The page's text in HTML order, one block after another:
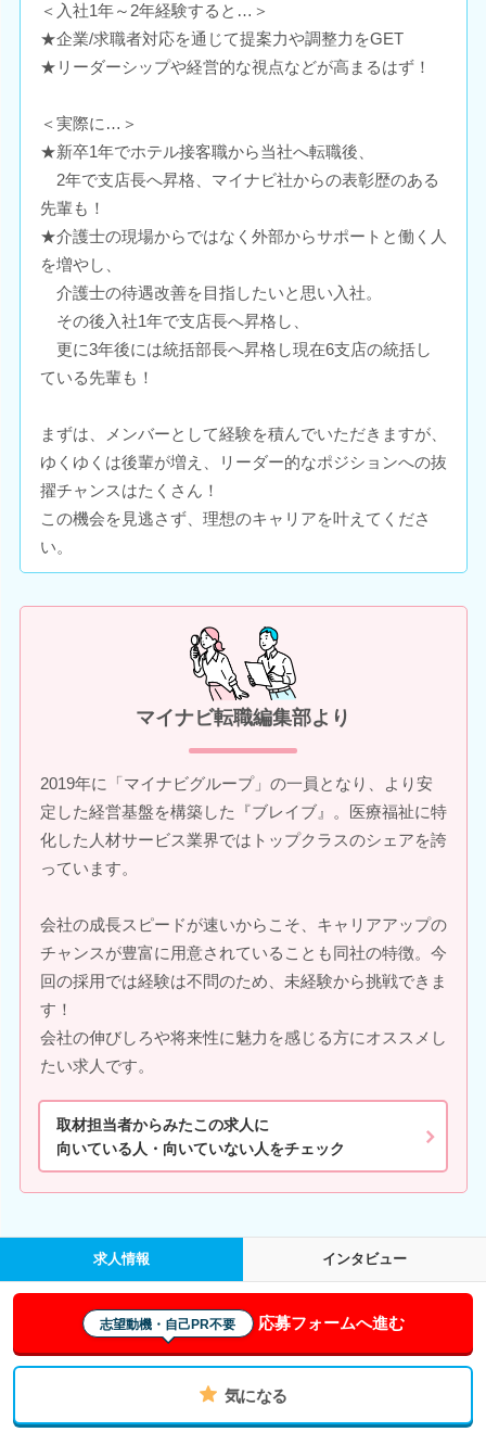
＜入社1年～2年経験すると…＞
★企業/求職者対応を通じて提案力や調整力をGET
★リーダーシップや経営的な視点などが高まるはず！
＜実際に…＞
★新卒1年でホテル接客職から当社へ転職後、
2年で支店長へ昇格、マイナビ社からの表彰歴のある
先輩も！
★介護士の現場からではなく外部からサポートと働く人
を増やし、
介護士の待遇改善を目指したいと思い入社。
その後入社1年で支店長へ昇格し、
更に3年後には統括部長へ昇格し現在6支店の統括し
ている先輩も！
まずは、メンバーとして経験を積んでいただきますが、
ゆくゆくは後輩が増え、リーダー的なポジションへの抜
擢チャンスはたくさん！
この機会を見逃さず、理想のキャリアを叶えてくださ
い。
マイナビ転職編集部より
2019年に「マイナビグループ」の一員となり、より安
定した経営基盤を構築した『ブレイブ』。医療福祉に特
化した人材サービス業界ではトップクラスのシェアを誇
っています。
会社の成長スピードが速いからこそ、キャリアアップの
チャンスが豊富に用意されていることも同社の特徴。今
回の採用では経験は不問のため、未経験から挑戦できま
す！
会社の伸びしろや将来性に魅力を感じる方にオススメし
たい求人です。
取材担当者からみたこの求人に
向いている人・向いていない人をチェック
求人情報 インタビュー
志望動機・自己PR不要 応募フォームへ進む
気になる